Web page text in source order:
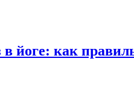
йоге: как